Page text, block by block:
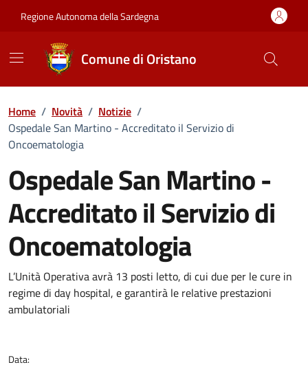
Regione Autonoma della Sardegna
Comune di Oristano
Home / Novità / Notizie /
Ospedale San Martino - Accreditato il Servizio di
Oncoematologia
Ospedale San Martino -
Accreditato il Servizio di
Oncoematologia
Dettagli della notizia
L’Unità Operativa avrà 13 posti letto, di cui due per le cure in
regime di day hospital, e garantirà le relative prestazioni
ambulatoriali
Data: